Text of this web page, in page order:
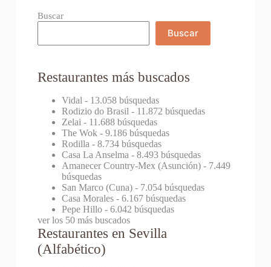
Buscar
Buscar
Restaurantes más buscados
Vidal - 13.058 búsquedas
Rodizio do Brasil - 11.872 búsquedas
Zelai - 11.688 búsquedas
The Wok- 9.186 búsquedas
Rodilla - 8.734 búsquedas
Casa La Anselma - 8.493 búsquedas
Amanecer Country-Mex (Asunción)- 7.449
búsquedas
San Marco (Cuna)- 7.054 búsquedas
Casa Morales- 6.167 búsquedas
Pepe Hillo- 6.042 búsquedas
ver los 50 más buscados
Restaurantes en Sevilla
(Alfabético)